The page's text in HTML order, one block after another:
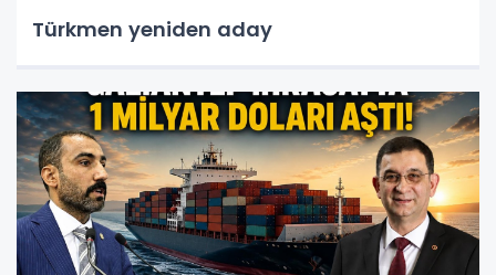
Türkmen yeniden aday